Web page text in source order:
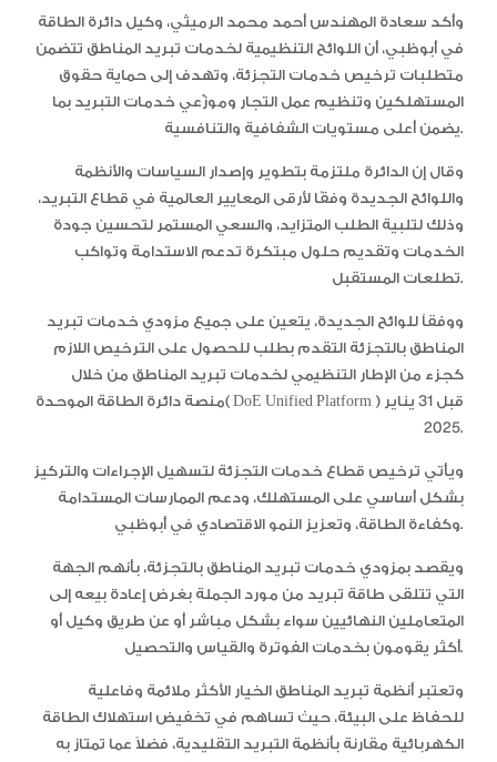
وأكد سعادة المهندس أحمد محمد الرميثي، وكيل دائرة الطاقة
في أبوظبي، أن اللوائح التنظيمية لخدمات تبريد المناطق تتضمن
متطلبات ترخيص خدمات التجزئة، وتهدف إلى حماية حقوق
المستهلكين وتنظيم عمل التجار وموزّعي خدمات التبريد بما
يضمن أعلى مستويات الشفافية والتنافسية.
وقال إن الدائرة ملتزمة بتطوير وإصدار السياسات والأنظمة
واللوائح الجديدة وفقًا لأرقى المعايير العالمية في قطاع التبريد،
وذلك لتلبية الطلب المتزايد، والسعي المستمر لتحسين جودة
الخدمات وتقديم حلول مبتكرة تدعم الاستدامة وتواكب
تطلعات المستقبل.
ووفقاً للوائح الجديدة، يتعين على جميع مزودي خدمات تبريد
المناطق بالتجزئة التقدم بطلب للحصول على الترخيص اللازم
كجزء من الإطار التنظيمي لخدمات تبريد المناطق من خلال
منصة دائرة الطاقة الموحدة( DoE Unified Platform ) قبل 31 يناير
2025.
ويأتي ترخيص قطاع خدمات التجزئة لتسهيل الإجراءات والتركيز
بشكل أساسي على المستهلك، ودعم الممارسات المستدامة
وكفاءة الطاقة، وتعزيز النمو الاقتصادي في أبوظبي.
ويقصد بمزودي خدمات تبريد المناطق بالتجزئة، بأنهم الجهة
التي تتلقى طاقة تبريد من مورد الجملة بغرض إعادة بيعه إلى
المتعاملين النهائيين سواء بشكل مباشر أو عن طريق وكيل أو
أكثر يقومون بخدمات الفوترة والقياس والتحصيل.
وتعتبر أنظمة تبريد المناطق الخيار الأكثر ملائمة وفاعلية
للحفاظ على البيئة، حيث تساهم في تخفيض استهلاك الطاقة
الكهربائية مقارنة بأنظمة التبريد التقليدية، فضلاً عما تمتاز به